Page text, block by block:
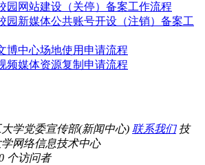
园网站建设（关停）备案工作流程
园新媒体公共账号开设（注销）备案工
博中心场地使用申请流程
频媒体资源复制申请流程
学党委宣传部(新闻中心) 联系我们 技
网络信息技术中心
个访问者